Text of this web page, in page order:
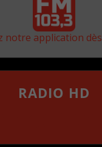
notre application
RADIO HD